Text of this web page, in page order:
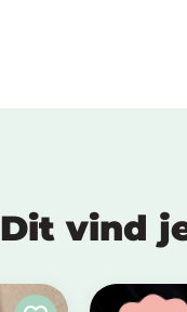
Dit vind